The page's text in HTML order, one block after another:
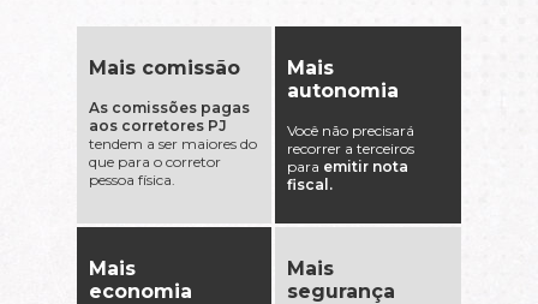
Mais comissão
As comissões pagas
aos corretores PJ
tendem a ser maiores do
que para o corretor
pessoa física.
Mais
economia
Mais
autonomia
Você não precisará
recorrer a terceiros
para emitir nota
fiscal.
Mais
segurança